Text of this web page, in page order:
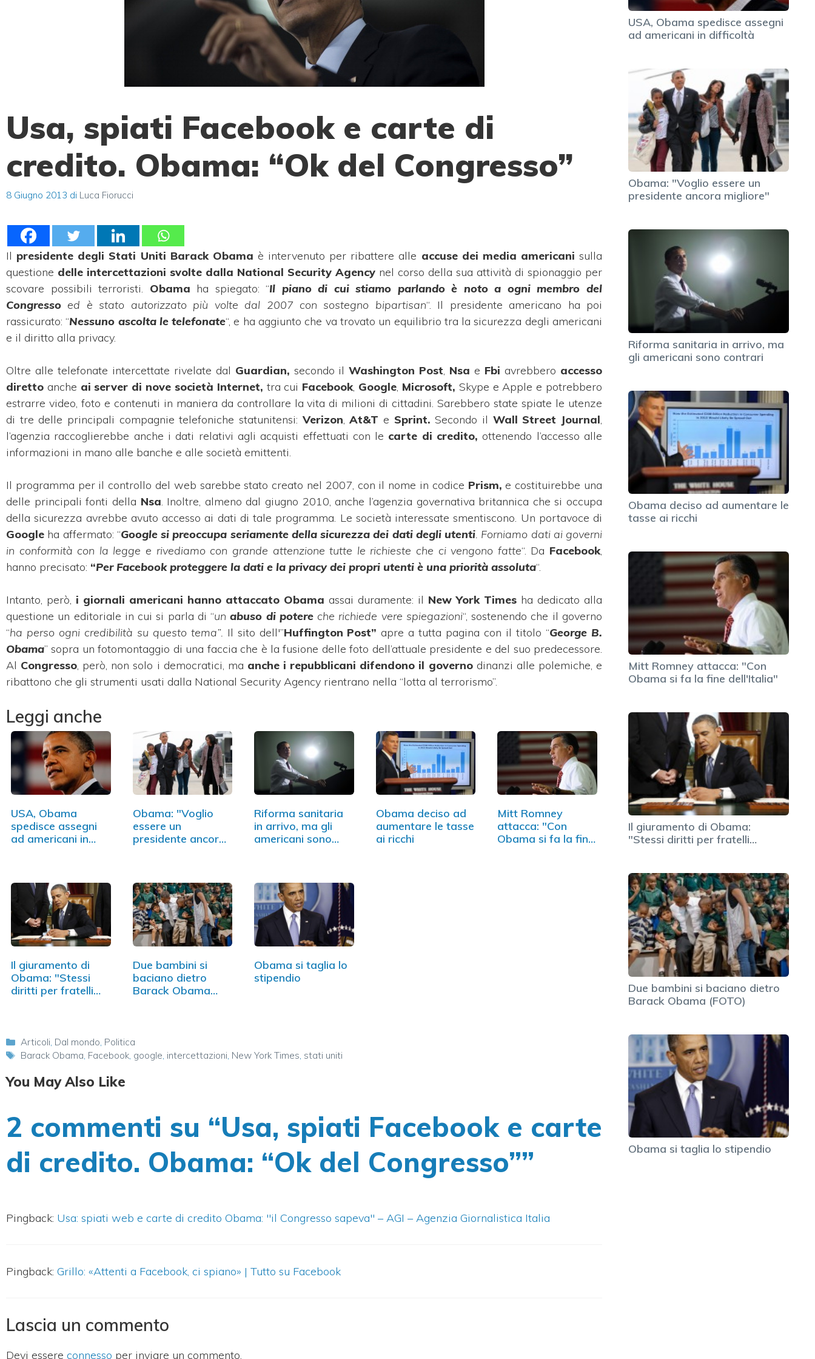
Usa, spiati Facebook e carte di
credito. Obama: “Ok del Congresso”
8 Giugno 2013 di Luca Fiorucci
Il presidente degli Stati Uniti Barack Obama è intervenuto per ribattere alle accuse dei media americani sulla
questione delle intercettazioni svolte dalla National Security Agency nel corso della sua attività di spionaggio per
scovare possibili terroristi. Obama ha spiegato: “Il piano di cui stiamo parlando è noto a ogni membro del
Congresso ed è stato autorizzato più volte dal 2007 con sostegno bipartisan“. Il presidente americano ha poi
rassicurato: “Nessuno ascolta le telefonate“, e ha aggiunto che va trovato un equilibrio tra la sicurezza degli americani
e il diritto alla privacy.
Oltre alle telefonate intercettate rivelate dal Guardian, secondo ilWashington Post Nsa e Fbi avrebbero accesso
diretto anche ai server di nove società Internet, tra cui Facebook Google Microsoft, Skype e Apple e potrebbero
estrarre video, foto e contenuti in maniera da controllare la vita di milioni di cittadini. Sarebbero state spiate le utenze
di tre delle principali compagnie telefoniche statunitensi: Verizon ,At&T e Sprint. Secondo il Wall Street Journal
l’agenzia raccoglierebbe anche i dati relativi agli acquisti effettuati con le carte di credito, ottenendo l’accesso alle
informazioni in mano alle banche e alle società emittenti.
Il programma per il controllo del web sarebbe stato creato nel 2007, con il nome in codice Prism, e costituirebbe una
delle principali fonti della Nsa . Inoltre, almeno dal giugno 2010, anche l’agenzia governativa britannica che si occupa
della sicurezza avrebbe avuto accesso ai dati di tale programma. Le società interessate smentiscono. Un portavoce di
Google ha affermato: “Google si preoccupa seriamente della sicurezza dei dati degli utenti . Forniamo dati ai governi
in conformità con la legge e rivediamo con grande attenzione tutte le richieste che ci vengono fatte“. Da Facebook
hanno precisato: “Per Facebook proteggere la dati e la privacy dei propri utenti è una priorità assoluta“.
Intanto, però, i giornali americani hanno attaccato Obama assai duramente: il New York Times ha dedicato alla
questione un editoriale in cui si parla di “unabuso di potereche richiede vere spiegazioni“, sostenendo che il governo
“ha perso ogni credibilità su questo tema”. Il sito dell'”Huffington Post” apre a tutta pagina con il titolo “George B.
Obama” sopra un fotomontaggio di una faccia che è la fusione delle foto dell’attuale presidente e del suo predecessore.
Al Congresso , però, non solo i democratici, ma anche i repubblicani difendono il governodinanzi alle polemiche, e
ribattono che gli strumenti usati dalla National Security Agency rientrano nella “lotta al terrorismo”.
Leggi anche
USA, Obama
spedisce assegni
ad americani in
Obama: "Voglio
essere un
presidente ancora
Riforma sanitaria
in arrivo, ma gli
americani sono
Obama deciso ad
aumentare le tasse
ai ricchi
Mitt Romney
attacca: "Con
Obama si fa la fine
Il giuramento di
Obama: "Stessi
diritti per fratelli…
Due bambini si
baciano dietro
Barack Obama
Obama si taglia lo
stipendio
Categorie
Articoli, Dal mondo, Politica
Tag
Barack Obama, Facebook, google, intercettazioni, New York Times, stati uniti
You May Also Like
2 commenti su “Usa, spiati Facebook e carte
di credito. Obama: “Ok del Congresso””
Pingback: Usa: spiati web e carte di credito Obama: "il Congresso sapeva" – AGI – Agenzia Giornalistica Italia
Pingback: Grillo: «Attenti a Facebook, ci spiano» | Tutto su Facebook
Lascia un commento
Devi essere connesso per inviare un commento.
USA, Obama spedisce assegni
ad americani in difficoltà
Obama: "Voglio essere un
presidente ancora migliore"
Riforma sanitaria in arrivo, ma
gli americani sono contrari
Obama deciso ad aumentare le
tasse ai ricchi
Mitt Romney attacca: "Con
Obama si fa la fine dell'Italia"
Il giuramento di Obama:
"Stessi diritti per fratelli…
Due bambini si baciano dietro
Barack Obama (FOTO)
Obama si taglia lo stipendio